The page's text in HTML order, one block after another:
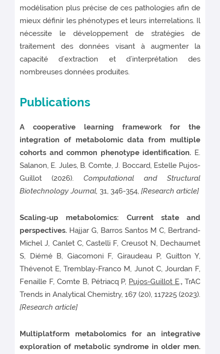
modélisation plus précise de ces pathologies afin de
mieux définir les phénotypes et leurs interrelations. Il
nécessite le développement de stratégies de
traitement des données visant à augmenter la
capacité d’extraction et d’interprétation des
nombreuses données produites.
Publications
A cooperative learning framework for the
integration of metabolomic data from multiple
cohorts and common phenotype identification. E.
Salanon, E. Jules, B. Comte, J. Boccard, Estelle Pujos-
Guillot (2026). Computational and Structural
Biotechnology Journal, 31, 346-354, [Research article]
Scaling-up metabolomics: Current state and
perspectives. Hajjar G, Barros Santos M C, Bertrand-
Michel J, Canlet C, Castelli F, Creusot N, Dechaumet
S, Diémé B, Giacomoni F, Giraudeau P, Guitton Y,
Thévenot E, Tremblay-Franco M, Junot C, Jourdan F,
Fenaille F, Comte B, Pétriacq P, Pujos-Guillot E., TrAC
Trends in Analytical Chemistry, 167 (20), 117225 (2023).
[Research article]
Multiplatform metabolomics for an integrative
exploration of metabolic syndrome in older men.